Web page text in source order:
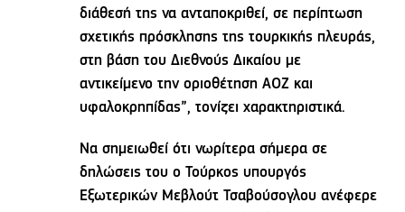
διάθεσή της να ανταποκριθεί, σε περίπτωση
σχετικής πρόσκλησης της τουρκικής πλευράς,
στη βάση του Διεθνούς Δικαίου με
αντικείμενο την οριοθέτηση ΑΟΖ και
υφαλοκρηπίδας”, τονίζει χαρακτηριστικά.
Να σημειωθεί ότι νωρίτερα σήμερα σε
δηλώσεις του ο Τούρκος υπουργός
Εξωτερικών Μεβλούτ Τσαβούσογλου ανέφερε